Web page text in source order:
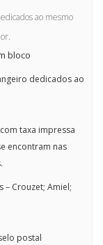
ao mesmo
bloco
dedicados ao
taxa impressa
encontram nas
Crouzet; Amiel;
postal